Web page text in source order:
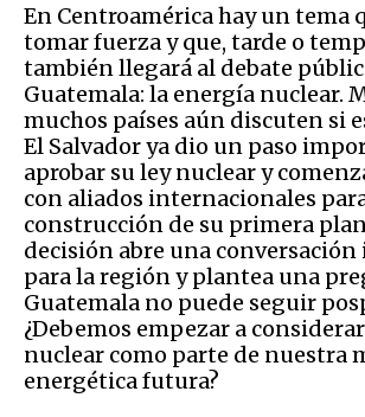
En Centroamérica hay un tema
tomar fuerza y que, tarde o
también llegará al debate
Guatemala: la energía nuclear.
muchos países aún discuten si
El Salvador ya dio un paso
aprobar su ley nuclear y
con aliados internacionales
construcción de su primera
decisión abre una
para la región y plantea una
Guatemala no puede seguir
¿Debemos empezar a
nuclear como parte de nuestra
energética futura?